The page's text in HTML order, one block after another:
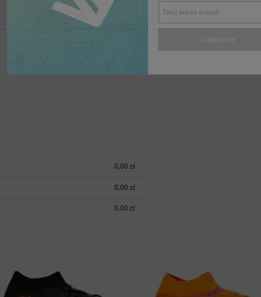
0,00 zł
0,00 zł
0,00 zł